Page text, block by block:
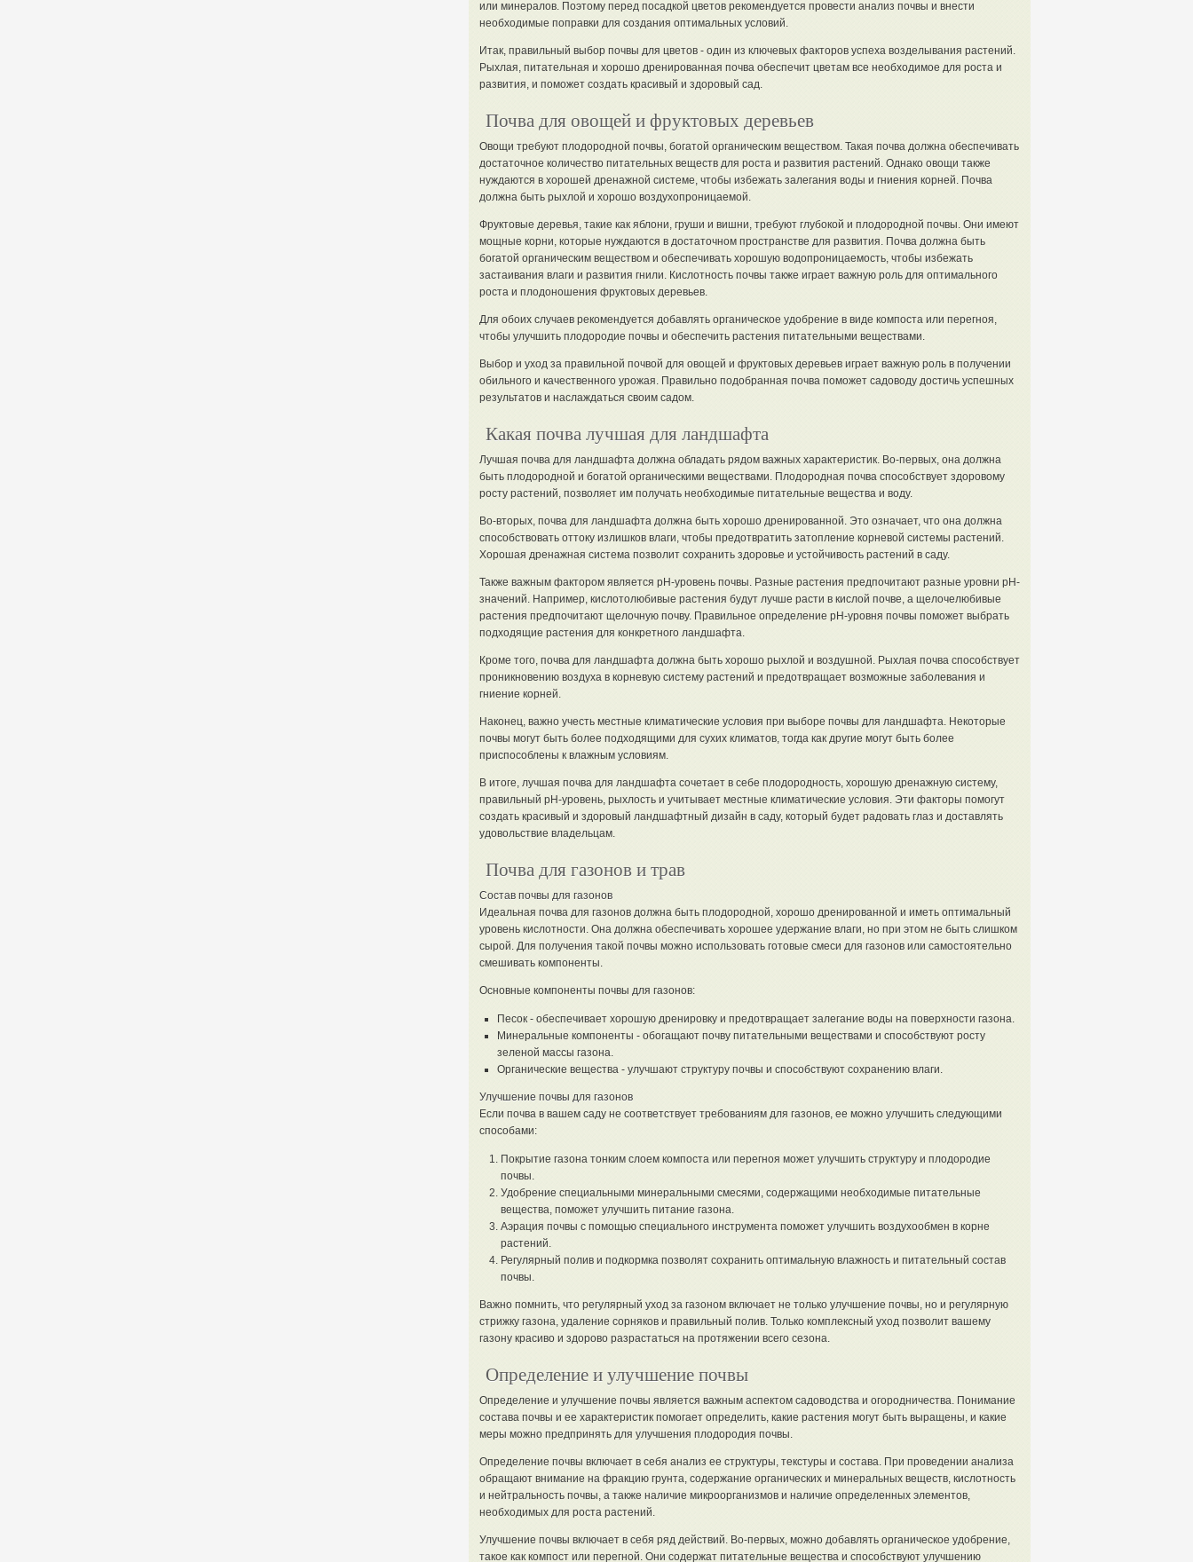
или минералов. Поэтому перед посадкой цветов рекомендуется провести анализ почвы и внести
необходимые поправки для создания оптимальных условий.
Итак, правильный выбор почвы для цветов - один из ключевых факторов успеха возделывания растений.
Рыхлая, питательная и хорошо дренированная почва обеспечит цветам все необходимое для роста и
развития, и поможет создать красивый и здоровый сад.
Почва для овощей и фруктовых деревьев
Овощи требуют плодородной почвы, богатой органическим веществом. Такая почва должна обеспечивать
достаточное количество питательных веществ для роста и развития растений. Однако овощи также
нуждаются в хорошей дренажной системе, чтобы избежать залегания воды и гниения корней. Почва
должна быть рыхлой и хорошо воздухопроницаемой.
Фруктовые деревья, такие как яблони, груши и вишни, требуют глубокой и плодородной почвы. Они имеют
мощные корни, которые нуждаются в достаточном пространстве для развития. Почва должна быть
богатой органическим веществом и обеспечивать хорошую водопроницаемость, чтобы избежать
застаивания влаги и развития гнили. Кислотность почвы также играет важную роль для оптимального
роста и плодоношения фруктовых деревьев.
Для обоих случаев рекомендуется добавлять органическое удобрение в виде компоста или перегноя,
чтобы улучшить плодородие почвы и обеспечить растения питательными веществами.
Выбор и уход за правильной почвой для овощей и фруктовых деревьев играет важную роль в получении
обильного и качественного урожая. Правильно подобранная почва поможет садоводу достичь успешных
результатов и наслаждаться своим садом.
Какая почва лучшая для ландшафта
Лучшая почва для ландшафта должна обладать рядом важных характеристик. Во-первых, она должна
быть плодородной и богатой органическими веществами. Плодородная почва способствует здоровому
росту растений, позволяет им получать необходимые питательные вещества и воду.
Во-вторых, почва для ландшафта должна быть хорошо дренированной. Это означает, что она должна
способствовать оттоку излишков влаги, чтобы предотвратить затопление корневой системы растений.
Хорошая дренажная система позволит сохранить здоровье и устойчивость растений в саду.
Также важным фактором является pH-уровень почвы. Разные растения предпочитают разные уровни pH-
значений. Например, кислотолюбивые растения будут лучше расти в кислой почве, а щелочелюбивые
растения предпочитают щелочную почву. Правильное определение pH-уровня почвы поможет выбрать
подходящие растения для конкретного ландшафта.
Кроме того, почва для ландшафта должна быть хорошо рыхлой и воздушной. Рыхлая почва способствует
проникновению воздуха в корневую систему растений и предотвращает возможные заболевания и
гниение корней.
Наконец, важно учесть местные климатические условия при выборе почвы для ландшафта. Некоторые
почвы могут быть более подходящими для сухих климатов, тогда как другие могут быть более
приспособлены к влажным условиям.
В итоге, лучшая почва для ландшафта сочетает в себе плодородность, хорошую дренажную систему,
правильный pH-уровень, рыхлость и учитывает местные климатические условия. Эти факторы помогут
создать красивый и здоровый ландшафтный дизайн в саду, который будет радовать глаз и доставлять
удовольствие владельцам.
Почва для газонов и трав
Состав почвы для газонов
Идеальная почва для газонов должна быть плодородной, хорошо дренированной и иметь оптимальный
уровень кислотности. Она должна обеспечивать хорошее удержание влаги, но при этом не быть слишком
сырой. Для получения такой почвы можно использовать готовые смеси для газонов или самостоятельно
смешивать компоненты.
Основные компоненты почвы для газонов:
Песок - обеспечивает хорошую дренировку и предотвращает залегание воды на поверхности газона.
Минеральные компоненты - обогащают почву питательными веществами и способствуют росту
зеленой массы газона.
Органические вещества - улучшают структуру почвы и способствуют сохранению влаги.
Улучшение почвы для газонов
Если почва в вашем саду не соответствует требованиям для газонов, ее можно улучшить следующими
способами:
Покрытие газона тонким слоем компоста или перегноя может улучшить структуру и плодородие
почвы.
Удобрение специальными минеральными смесями, содержащими необходимые питательные
вещества, поможет улучшить питание газона.
Аэрация почвы с помощью специального инструмента поможет улучшить воздухообмен в корне
растений.
Регулярный полив и подкормка позволят сохранить оптимальную влажность и питательный состав
почвы.
Важно помнить, что регулярный уход за газоном включает не только улучшение почвы, но и регулярную
стрижку газона, удаление сорняков и правильный полив. Только комплексный уход позволит вашему
газону красиво и здорово разрастаться на протяжении всего сезона.
Определение и улучшение почвы
Определение и улучшение почвы является важным аспектом садоводства и огородничества. Понимание
состава почвы и ее характеристик помогает определить, какие растения могут быть выращены, и какие
меры можно предпринять для улучшения плодородия почвы.
Определение почвы включает в себя анализ ее структуры, текстуры и состава. При проведении анализа
обращают внимание на фракцию грунта, содержание органических и минеральных веществ, кислотность
и нейтральность почвы, а также наличие микроорганизмов и наличие определенных элементов,
необходимых для роста растений.
Улучшение почвы включает в себя ряд действий. Во-первых, можно добавлять органическое удобрение,
такое как компост или перегной. Они содержат питательные вещества и способствуют улучшению